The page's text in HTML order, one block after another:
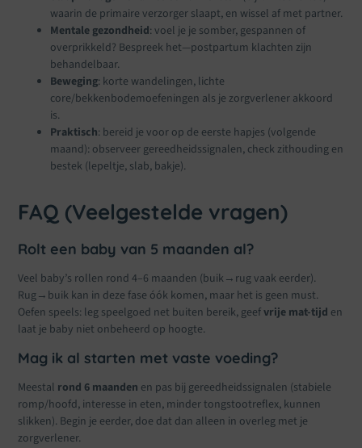
waarin de primaire verzorger slaapt, en wissel af met partner.
Mentale gezondheid: voel je je somber, gespannen of
overprikkeld? Bespreek het—postpartum klachten zijn
behandelbaar.
Beweging: korte wandelingen, lichte
core/bekkenbodemoefeningen als je zorgverlener akkoord
is.
Praktisch: bereid je voor op de eerste hapjes (volgende
maand): observeer gereedheidssignalen, check zithouding en
bestek (lepeltje, slab, bakje).
FAQ (Veelgestelde vragen)
Rolt een baby van 5 maanden al?
Veel baby’s rollen rond 4–6 maanden (buik→rug vaak eerder).
Rug→buik kan in deze fase óók komen, maar het is geen must.
Oefen speels: leg speelgoed net buiten bereik, geefvrije mat-tijd en
laat je baby niet onbeheerd op hoogte.
Mag ik al starten met vaste voeding?
Meestal rond 6 maanden en pas bij gereedheidssignalen (stabiele
romp/hoofd, interesse in eten, minder tongstootreflex, kunnen
slikken). Begin je eerder, doe dat dan alleen in overleg met je
zorgverlener.